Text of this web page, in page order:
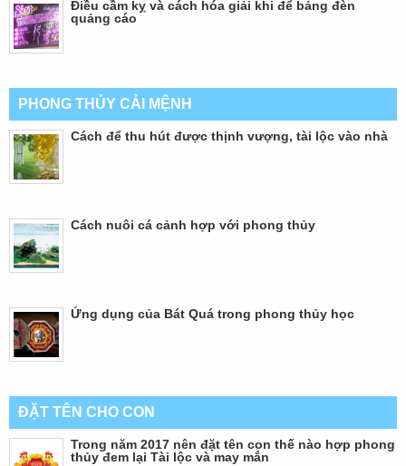
Điều cầm kỵ và cách hóa giải khi để bảng đèn
quảng cáo
PHONG THỦY CẢI MỆNH
Cách để thu hút được thịnh vượng, tài lộc vào nhà
Cách nuôi cá cảnh hợp với phong thủy
Ứng dụng của Bát Quá trong phong thủy học
ĐẶT TÊN CHO CON
Trong năm 2017 nên đặt tên con thế nào hợp phong
thủy đem lại Tài lộc và may mắn